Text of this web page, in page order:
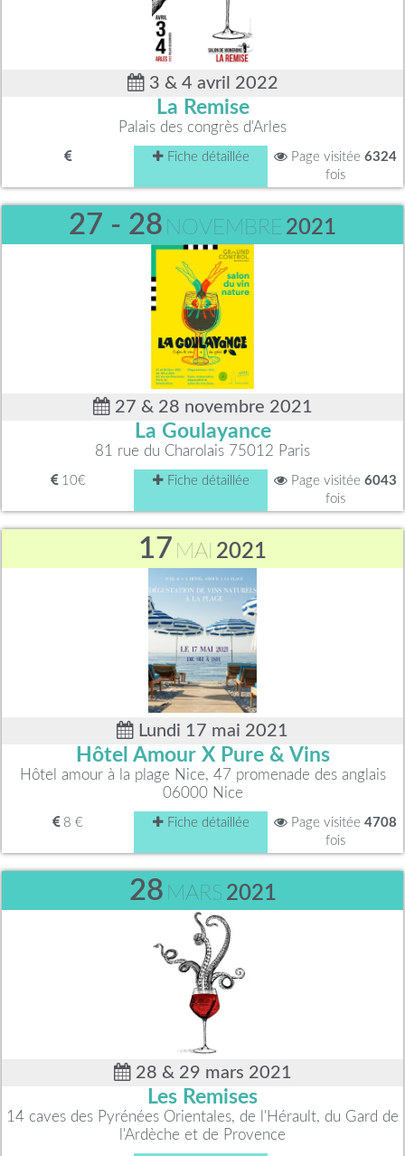
3 & 4 avril 2022
La Remise
Palais des congrès d'Arles
Fiche détaillée Page visitée 6324
fois
27 - 28 NOVEMBRE 2021
27 & 28 novembre 2021
La Goulayance
81 rue du Charolais 75012 Paris
10€ Fiche détaillée Page visitée 6043
fois
17 MAI 2021
Lundi 17 mai 2021
Hôtel Amour X Pure & Vins
Hôtel amour à la plage Nice, 47 promenade des anglais
06000 Nice
8 € Fiche détaillée Page visitée 4708
fois
28 MARS 2021
28 & 29 mars 2021
Les Remises
14 caves des Pyrénées Orientales, de l'Hérault, du Gard de
l'Ardèche et de Provence